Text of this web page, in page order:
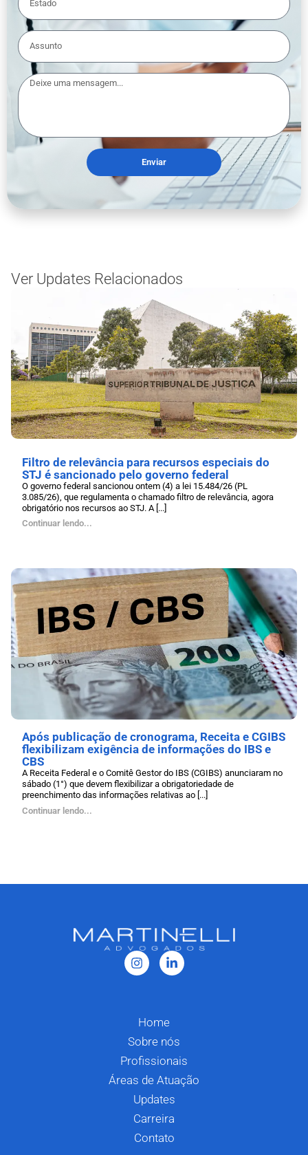
Enviar
Ver Updates Relacionados
Filtro de relevância para recursos especiais do
STJ é sancionado pelo governo federal
O governo federal sancionou ontem (4) a lei 15.484/26 (PL
3.085/26), que regulamenta o chamado filtro de relevância, agora
obrigatório nos recursos ao STJ. A [...]
Continuar lendo...
Após publicação de cronograma, Receita e CGIBS
flexibilizam exigência de informações do IBS e
CBS
A Receita Federal e o Comitê Gestor do IBS (CGIBS) anunciaram no
sábado (1°) que devem flexibilizar a obrigatoriedade de
preenchimento das informações relativas ao [...]
Continuar lendo...
Home
Sobre nós
Profissionais
Áreas de Atuação
Updates
Carreira
Contato